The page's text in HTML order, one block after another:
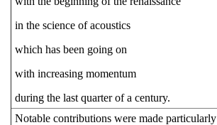
in the science of acoustics
which has been going on
with increasing momentum
during the last quarter of a century.
Notable contributions were made particularly